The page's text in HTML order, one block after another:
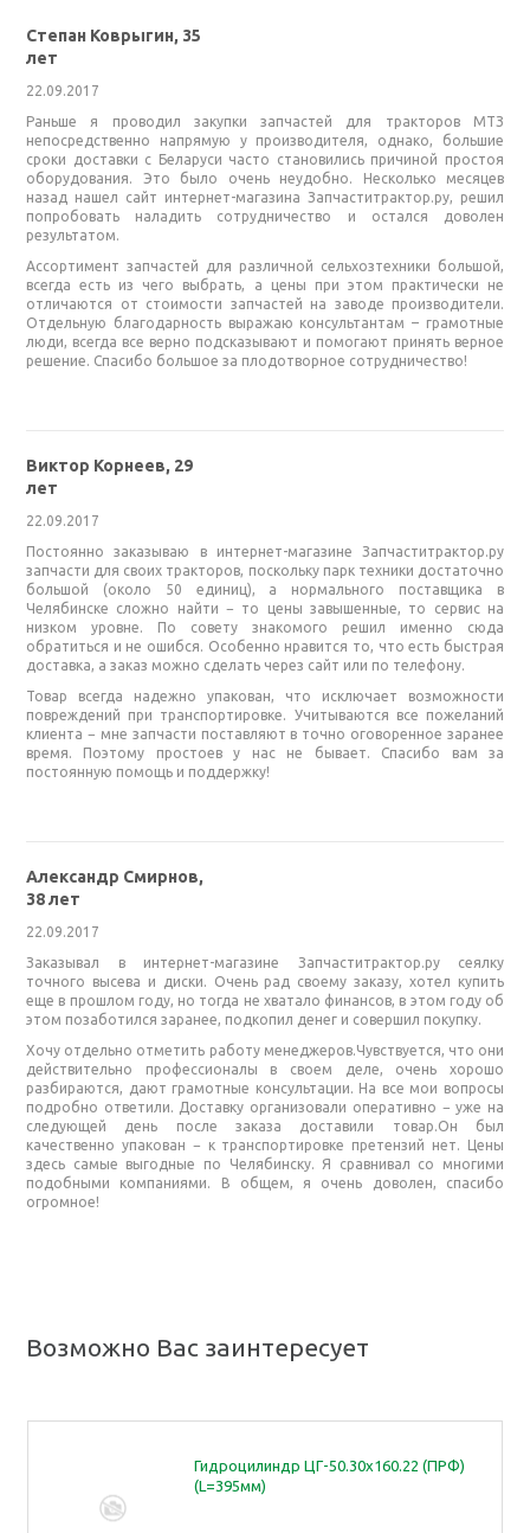
Степан Коврыгин, 35
лет
22.09.2017
Раньше я проводил закупки запчастей для тракторов МТЗ
непосредственно напрямую у производителя, однако, большие
сроки доставки с Беларуси часто становились причиной простоя
оборудования. Это было очень неудобно. Несколько месяцев
назад нашел сайт интернет-магазина Запчаститрактор.ру, решил
попробовать наладить сотрудничество и остался доволен
результатом.
Ассортимент запчастей для различной сельхозтехники большой,
всегда есть из чего выбрать, а цены при этом практически не
отличаются от стоимости запчастей на заводе производители.
Отдельную благодарность выражаю консультантам – грамотные
люди, всегда все верно подсказывают и помогают принять верное
решение. Спасибо большое за плодотворное сотрудничество!
Виктор Корнеев, 29
лет
22.09.2017
Постоянно заказываю в интернет-магазине Запчаститрактор.ру
запчасти для своих тракторов, поскольку парк техники достаточно
большой (около 50 единиц), а нормального поставщика в
Челябинске сложно найти − то цены завышенные, то сервис на
низком уровне. По совету знакомого решил именно сюда
обратиться и не ошибся. Особенно нравится то, что есть быстрая
доставка, а заказ можно сделать через сайт или по телефону.
Товар всегда надежно упакован, что исключает возможности
повреждений при транспортировке. Учитываются все пожеланий
клиента − мне запчасти поставляют в точно оговоренное заранее
время. Поэтому простоев у нас не бывает. Спасибо вам за
постоянную помощь и поддержку!
Александр Смирнов,
38 лет
22.09.2017
Заказывал в интернет-магазине Запчаститрактор.ру сеялку
точного высева и диски. Очень рад своему заказу, хотел купить
еще в прошлом году, но тогда не хватало финансов, в этом году об
этом позаботился заранее, подкопил денег и совершил покупку.
Хочу отдельно отметить работу менеджеров.Чувствуется, что они
действительно профессионалы в своем деле, очень хорошо
разбираются, дают грамотные консультации. На все мои вопросы
подробно ответили. Доставку организовали оперативно − уже на
следующей день после заказа доставили товар.Он был
качественно упакован − к транспортировке претензий нет. Цены
здесь самые выгодные по Челябинску. Я сравнивал со многими
подобными компаниями. В общем, я очень доволен, спасибо
огромное!
Возможно Вас заинтересует
Гидроцилиндр ЦГ-50.30х160.22 (ПРФ)
(L=395мм)